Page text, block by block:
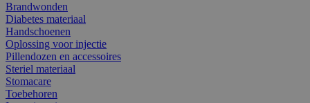
Brandwonden
Diabetes materiaal
Handschoenen
Oplossing voor injectie
Pillendozen en accessoires
Steriel materiaal
Stomacare
Toebehoren